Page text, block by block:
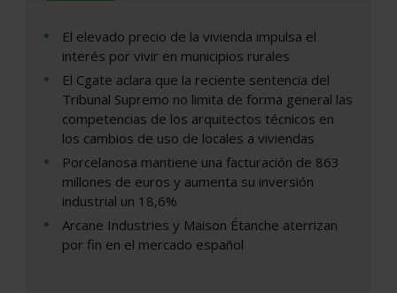
El elevado precio de la vivienda impulsa el
interés por vivir en municipios rurales
El Cgate aclara que la reciente sentencia del
Tribunal Supremo no limita de forma general las
competencias de los arquitectos técnicos en
los cambios de uso de locales a viviendas
Porcelanosa mantiene una facturación de 863
millones de euros y aumenta su inversión
industrial un 18,6%
Arcane Industries y Maison Étanche aterrizan
por fin en el mercado español